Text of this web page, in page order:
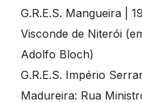
G.R.E.S. Mangueira |
Visconde de Niterói
Adolfo Bloch)
G.R.E.S. Império
Madureira: Rua